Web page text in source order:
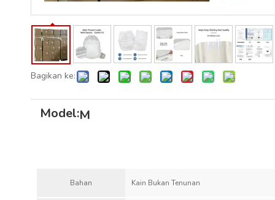
Bagikan ke:
Model:M
Bahan Kain Bukan Tenunan